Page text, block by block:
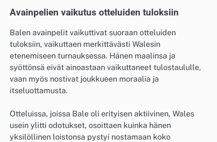
Avainpelien vaikutus otteluiden tuloksiin
Balen avainpelit vaikuttivat suoraan otteluiden
tuloksiin, vaikuttaen merkittävästi Walesin
etenemiseen turnauksessa. Hänen maalinsa ja
syöttönsä eivät ainoastaan vaikuttaneet tulostaululle,
vaan myös nostivat joukkueen moraalia ja
itseluottamusta.
Otteluissa, joissa Bale oli erityisen aktiivinen, Wales
usein ylitti odotukset, osoittaen kuinka hänen
yksilöllinen loistonsa pystyi nostamaan koko